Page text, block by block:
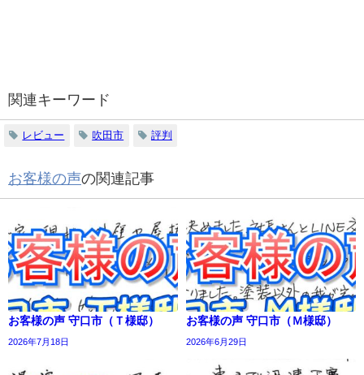
関連キーワード
レビュー 吹田市 評判
お客様の声の関連記事
お客様の声 守口市（Ｔ様邸）
2026年7月18日
お客様の声 守口市（Ｍ様邸）
2026年6月29日